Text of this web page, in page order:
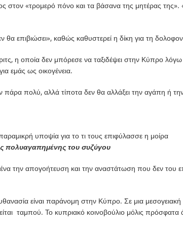
στον «τρομερό πόνο και τα βάσανα της μητέρας της».
θα επιβιώσει», καθώς καθυστερεί η δίκη για τη
η οποία δεν μπόρεσε να ταξιδέψει στην Κύπρο λόγω
εμάς ως οικογένεια.
πολύ, αλλά τίποτα δεν θα αλλάξει την αγάπη ή
υποψία για το τι τους επιφύλασσε η μοίρα
πολυαγαπημένης του συζύγου
την απογοήτευση και την αναστάτωση που δεν του
είναι παράνομη στην Κύπρο. Σε μια μεσογειακή
ταμπού. Το κυπριακό κοινοβούλιο μόλις